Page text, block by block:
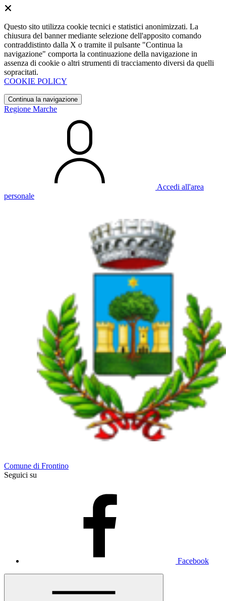
Questo sito utilizza cookie tecnici e statistici anonimizzati. La
chiusura del banner mediante selezione dell'apposito comando
contraddistinto dalla X o tramite il pulsante "Continua la
navigazione" comporta la continuazione della navigazione in
assenza di cookie o altri strumenti di tracciamento diversi da quelli
sopracitati.
COOKIE POLICY
Continua la navigazione
Regione Marche
Accedi all'area
personale
Comune di Frontino
Seguici su
Facebook